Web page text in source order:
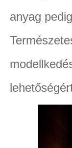
anyag